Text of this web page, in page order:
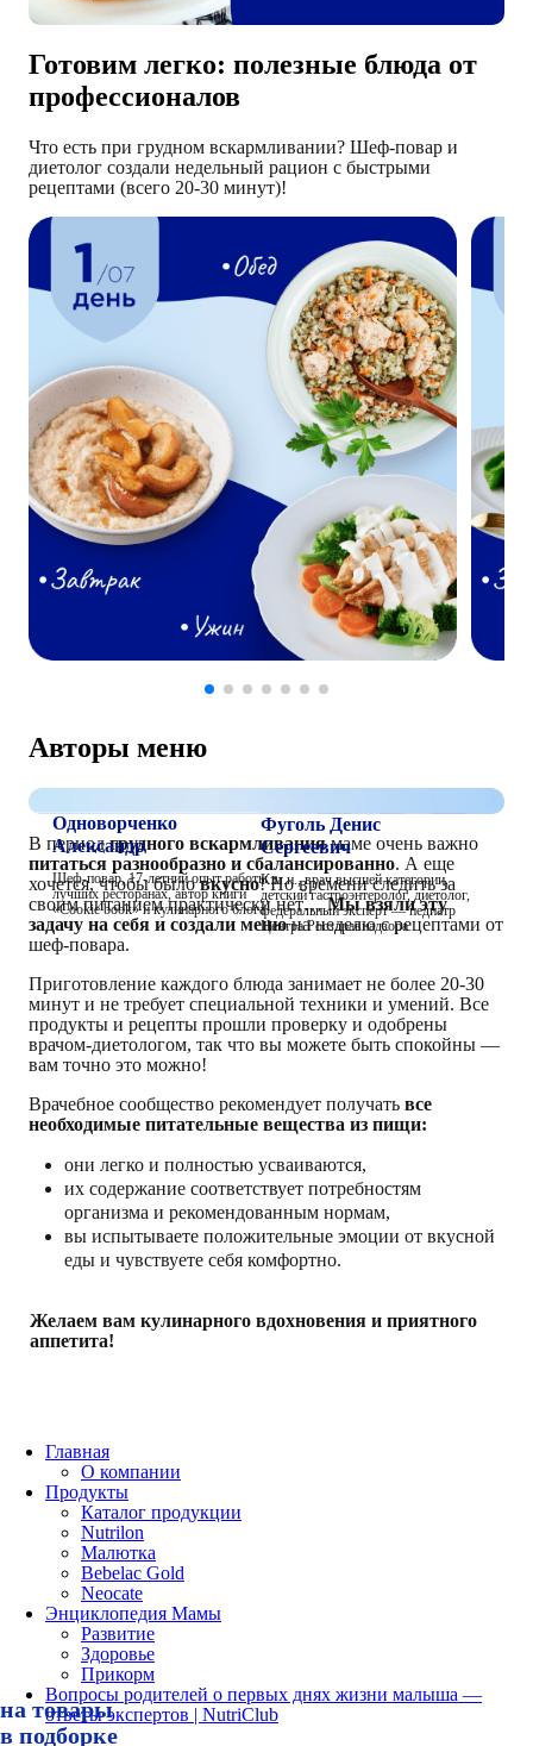
Готовим легко: полезные блюда от
профессионалов
Что есть при грудном вскармливании? Шеф-повар и
диетолог создали недельный рацион с быстрыми
рецептами (всего 20-30 минут)!
Авторы меню
Одноворченко
Александр
Шеф-повар, 17-летний опыт работы в
лучших ресторанах, автор книги
«Cookie book» и кулинарного блога
Фуголь Денис
Сергеевич
К.м.н., врач высшей категории,
детский гастроэнтеролог, диетолог,
федеральный эксперт — педиатр
Центра Росздравнадзора
В периодгрудного вскармливаниямаме очень важно
питаться разнообразно и сбалансированно. А еще
хочется, чтобы быловкусно! Но времени следить за
своим питанием практически нет…Мы взяли эту
задачу на себя и создали менюна неделю с рецептами от
шеф-повара.
Приготовление каждого блюда занимает не более 20-30
минут и не требует специальной техники и умений. Все
продукты и рецепты прошли проверку и одобрены
врачом-диетологом, так что вы можете быть спокойны —
вам точно это можно!
Врачебное сообщество рекомендует получать все
необходимые питательные вещества из пищи:
они легко и полностью усваиваются,
их содержание соответствует потребностям
организма и рекомендованным нормам,
вы испытываете положительные эмоции от вкусной
еды и чувствуете себя комфортно.
Желаем вам кулинарного вдохновения и приятного
аппетита!
Главная
О компании
Продукты
Каталог продукции
Nutrilon
Малютка
Bebelac Gold
Neocate
Энциклопедия Мамы
Развитие
Здоровье
Прикорм
Вопросы родителей о первых днях жизни малыша —
ответы экспертов | NutriClub
на товары
в подборке
Условия акции «Скидка 10% при покупке товара из подборки по промокоду 10NUTRICLUB»
Сроки проведения акции «с 10:00:00 2.07.2026 по 23:59:59 30.09.2026 (время московское)».